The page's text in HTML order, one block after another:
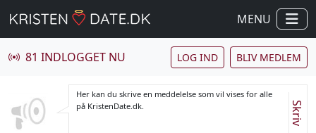
MENU
81 INDLOGGET NU LOG IND BLIV MEDLEM
Her kan du skrive en meddelelse som vil vises for alle
på KristenDate.dk.
Skriv